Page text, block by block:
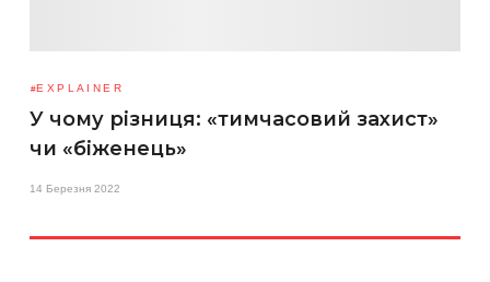
EXPLAINER
У чому різниця: «тимчасовий захист»
чи «біженець»
14 Березня 2022